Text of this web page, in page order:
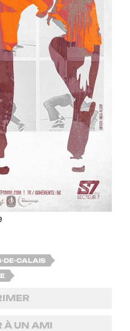
DE-CALAIS
À UN AMI